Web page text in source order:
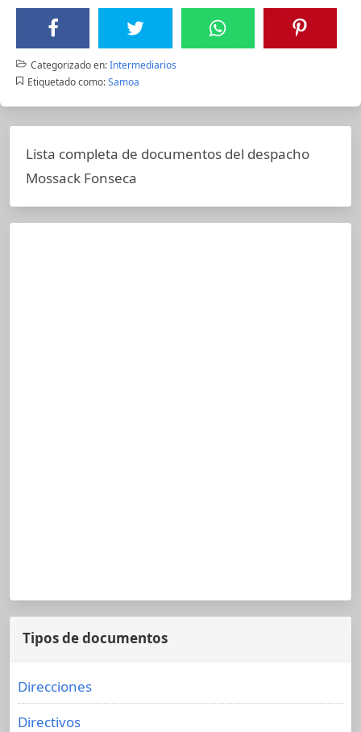
Categorizado en:Intermediarios
Etiquetado como: Samoa
Lista completa de documentos del despacho
Mossack Fonseca
Tipos de documentos
Direcciones
Directivos